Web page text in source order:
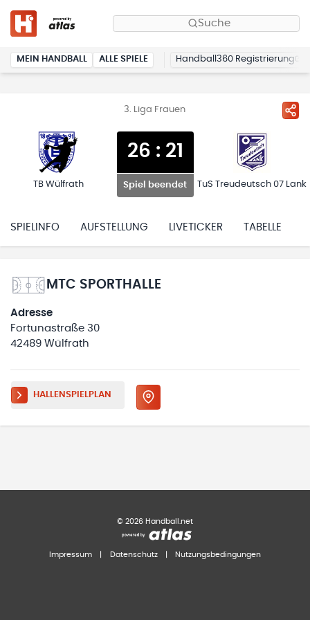
Suche
MEIN HANDBALL ALLE SPIELE Handball360 Registrierung
3. Liga Frauen
TB Wülfrath
26 : 21
Spiel beendet TuS Treudeutsch 07 Lank
SPIELINFO AUFSTELLUNG LIVETICKER TABELLE
MTC SPORTHALLE
Adresse
Fortunastraße 30
42489 Wülfrath
HALLENSPIELPLAN
© 2026 Handball.net
Impressum Datenschutz Nutzungsbedingungen